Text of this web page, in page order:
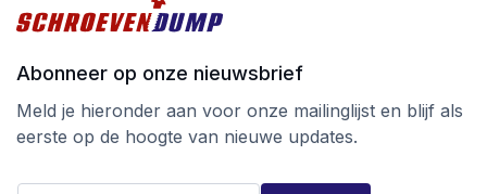
Abonneer op onze nieuwsbrief
Meld je hieronder aan voor onze mailinglijst en blijf als
eerste op de hoogte van nieuwe updates.